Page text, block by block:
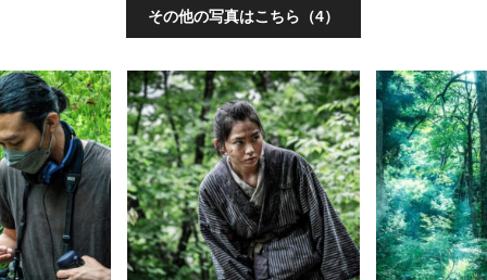
その他の写真はこちら（4）